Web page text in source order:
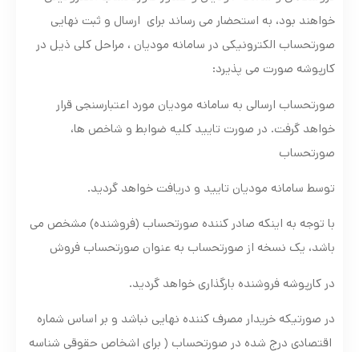
خواهند بود، به استحضار می رساند برای ارسال و ثبت نهایی
صورتحساب الکترونیکی در سامانه مودیان ، مراحل کلی ذیل در
کارپوشه صورت می پذیرد:
صورتحساب ارسالی به سامانه مودیان مورد اعتبارسنجی قرار
خواهد گرفت. در صورت تایید کلیه ضوابط و شاخص ها،
صورتحساب
توسط سامانه مودیان تایید و دریافت خواهد گردید.
با توجه به اینکه صادر کننده صورتحساب (فروشنده) مشخص می
باشد، یک نسخه از صورتحساب به عنوان صورتحساب فروش
در کارپوشه فروشنده بارگذاری خواهد گردید.
در صورتیکه خریدار مصرف کننده نهایی نباشد و بر اساس شماره
اقتصادی درج شده در صورتحساب ( برای اشخاص حقوقی شناسه